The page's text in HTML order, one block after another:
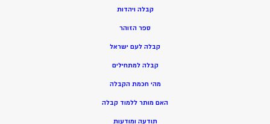
קבלה ויהדות
ספר הזוהר
קבלה לעם ישראל
קבלה למתחילים
מהי חכמת הקבלה
האם מותר ללמוד קבלה
תודעה ומודעות